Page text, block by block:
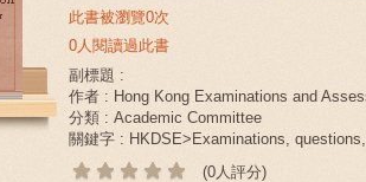
此書被瀏覽0次
0人閱讀過此書
副標題 :
作者 : Hong Kong Examinations and
分類 : Academic Committee
關鍵字 : HKDSE>Examinations,
(0人評分)